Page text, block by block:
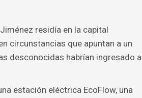
residía en la capital
circunstancias que apuntan a un
desconocidas habrían ingresado a
estación eléctrica EcoFlow, una